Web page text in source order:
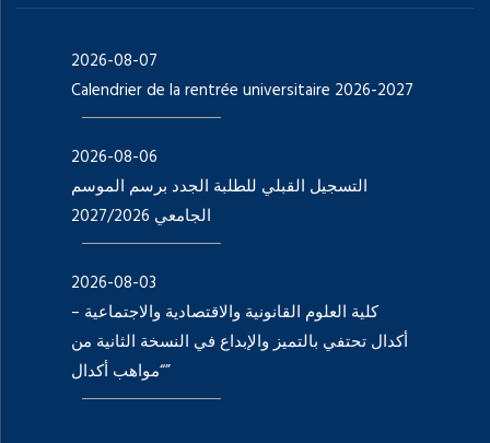
2026-08-07
Calendrier de la rentrée universitaire 2026-2027
2026-08-06
التسجيل القبلي للطلبة الجدد برسم الموسم
الجامعي 2027/2026
2026-08-03
كلية العلوم القانونية والاقتصادية والاجتماعية –
أكدال تحتفي بالتميز والإبداع في النسخة الثانية من
“مواهب أكدال”